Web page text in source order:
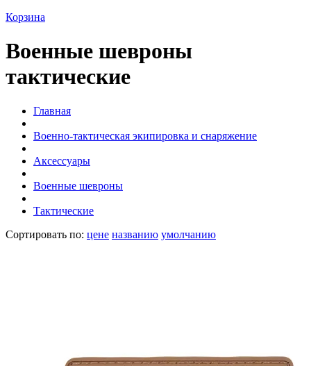
Корзина
Военные шевроны
тактические
Главная
Военно-тактическая экипировка и снаряжение
Аксессуары
Военные шевроны
Тактические
Сортировать по: цене названию умолчанию